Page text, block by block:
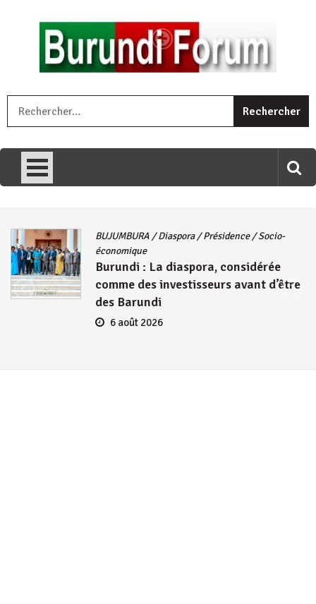
umariye umuryango wawe canke igihugu cakwibarutse .Wewe
BUJUMBURA/Diaspora/Présidence/Socio-
économique
Burundi : La diaspora, considérée
comme des investisseurs avant d’être
des Barundi
6 août 2026